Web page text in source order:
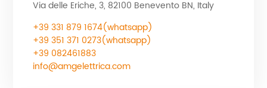
Via delle Eriche, 3, 82100 Benevento BN, Italy
+39 331 879 1674(whatsapp)
+39 351 371 0273(whatsapp)
+39 082461883
info@amgelettrica.com